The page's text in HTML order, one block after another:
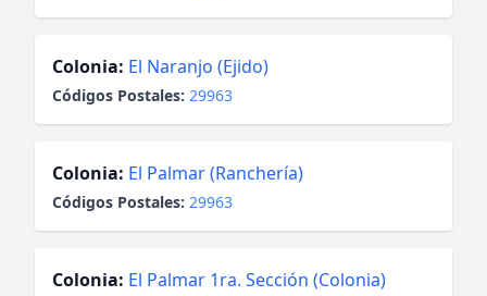
Colonia: El Naranjo (Ejido)
Códigos Postales: 29963
Colonia: El Palmar (Ranchería)
Códigos Postales: 29963
Colonia: El Palmar 1ra. Sección (Colonia)